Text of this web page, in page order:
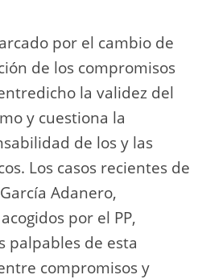
por el cambio de
de los compromisos
la validez del
y cuestiona la
de los y las
Los casos recientes de
Adanero,
por el PP,
palpables de esta
compromisos y